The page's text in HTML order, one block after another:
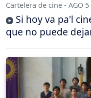
Cartelera de cine - AGO
Si hoy va pa'l
que no puede